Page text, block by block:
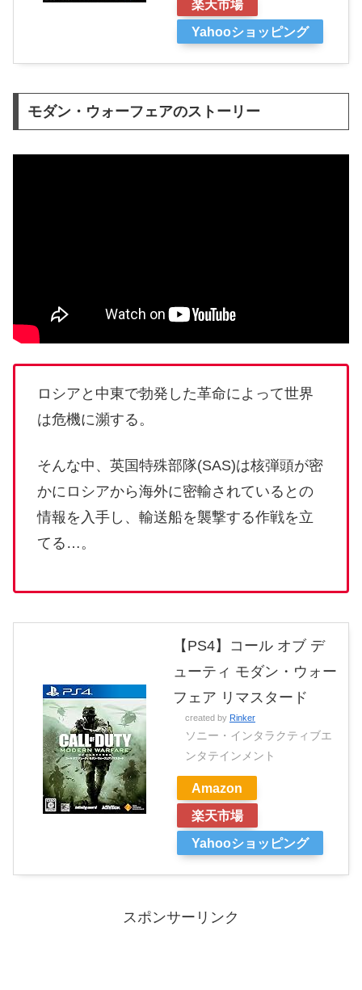
楽天市場
Yahooショッピング
モダン・ウォーフェアのストーリー
ロシアと中東で勃発した革命によって世界
は危機に瀕する。
そんな中、英国特殊部隊(SAS)は核弾頭が密
かにロシアから海外に密輸されているとの
情報を入手し、輸送船を襲撃する作戦を立
てる…。
【PS4】コール オブ デ
ューティ モダン・ウォー
フェア リマスタード
created by Rinker
ソニー・インタラクティブエ
ンタテインメント
Amazon
楽天市場
Yahooショッピング
スポンサーリンク